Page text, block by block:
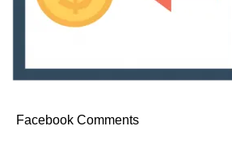
Facebook Comments